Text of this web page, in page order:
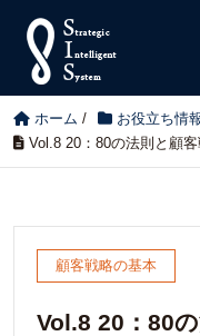
ホーム / お役立ち情
Vol.8 20：80の法則と顧
顧客戦略の基本
Vol.8 20：80